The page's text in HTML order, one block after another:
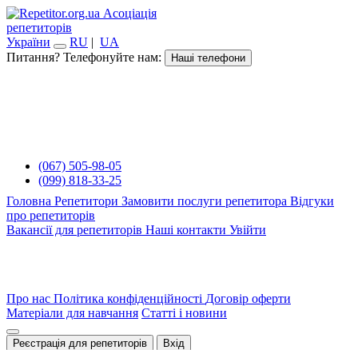
Асоціація
репетиторів
України
RU | UA
Питання? Телефонуйте нам:
Наші телефони
(067) 505-98-05
(099) 818-33-25
Головна Репетитори Замовити послуги репетитора Відгуки
про репетиторів
Вакансії для репетиторів Наші контакти Увійти
Про нас Політика конфіденційності Договір оферти
Матеріали для навчання Статті і новини
Реєстрація для репетиторів Вхід